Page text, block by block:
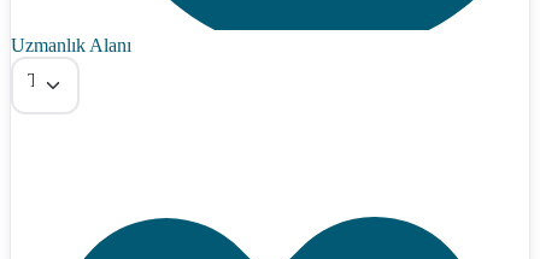
Uzmanlık Alanı
Tümü